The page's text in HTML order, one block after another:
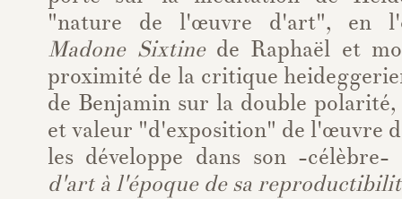
"nature de l'œuvre d'art", en
Madone Sixtinede Raphaël et
proximité de la critique
de Benjamin sur la double
et valeur "d'exposition" de l'œuvre
les développe dans son -
d'art à l'époque de sa